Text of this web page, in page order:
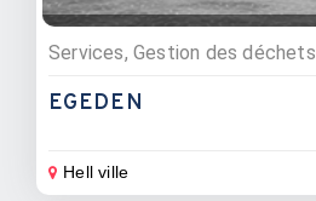
Services, Gestion des déchets
EGEDEN
Hell ville